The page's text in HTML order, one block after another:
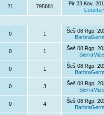
21 795881
Pir 23 Kov,
Luisita
0 1
Šeš 08 Rgp,
0 1
Šeš 08 Rgp,
0 1
Šeš 08 Rgp,
0 3
Šeš 08 Rgp,
0 4
Šeš 08 Rgp,